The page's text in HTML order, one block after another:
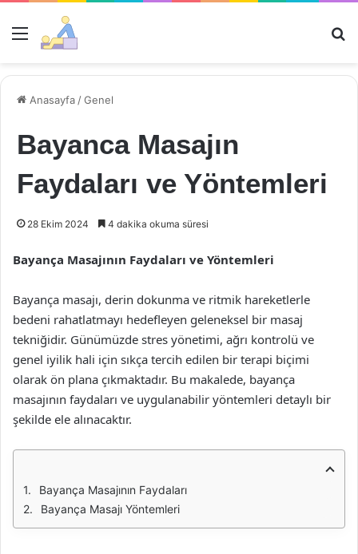
Menü
Anasayfa /Genel
Bayanca Masajın
Faydaları ve Yöntemleri
28 Ekim 2024 4 dakika okuma süresi
Bayança Masajının Faydaları ve Yöntemleri
Bayança masajı, derin dokunma ve ritmik hareketlerle
bedeni rahatlatmayı hedefleyen geleneksel bir masaj
tekniğidir. Günümüzde stres yönetimi, ağrı kontrolü ve
genel iyilik hali için sıkça tercih edilen bir terapi biçimi
olarak ön plana çıkmaktadır. Bu makalede, bayança
masajının faydaları ve uygulanabilir yöntemleri detaylı bir
şekilde ele alınacaktır.
Bayança Masajının Faydaları
Bayança Masajı Yöntemleri